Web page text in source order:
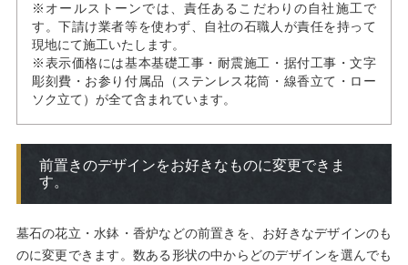
※オールストーンでは、責任あるこだわりの自社施工で
す。下請け業者等を使わず、自社の石職人が責任を持って
現地にて施工いたします。
※表示価格には基本基礎工事・耐震施工・据付工事・文字
彫刻費・お参り付属品（ステンレス花筒・線香立て・ロー
ソク立て）が全て含まれています。
前置きのデザインをお好きなものに変更できま
す。
墓石の花立・水鉢・香炉などの前置きを、お好きなデザインのも
のに変更できます。数ある形状の中からどのデザインを選んでも